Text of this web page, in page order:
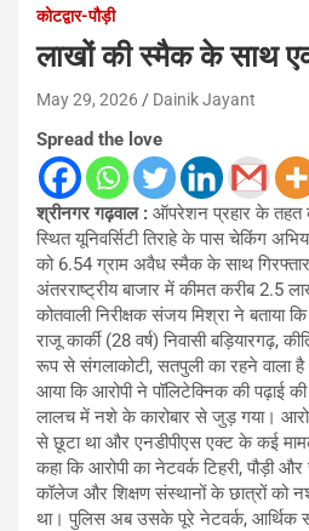
कोटद्वार-पौड़ी
लाखों की स्मैक के साथ एक
May 29, 2026 Dainik Jayant
Spread the love
श्रीनगर गढ़वाल : ऑपरेशन प्रहार के तहत
स्थित यूनिवर्सिटी तिराहे के पास चेकिंग
को 6.54 ग्राम अवैध स्मैक के साथ
अंतरराष्ट्रीय बाजार में कीमत करीब 2.5
कोतवाली निरीक्षक संजय मिश्रा ने बताया
राजू कार्की (28 वर्ष) निवासी बड़ियारगढ़,
रूप से संगलाकोटी, सतपुली का रहने वाला
आया कि आरोपी ने पॉलिटेक्निक की
लालच में नशे के कारोबार से जुड़ गया।
से छूटा था और एनडीपीएस एक्ट के कई
कहा कि आरोपी का नेटवर्क टिहरी, पौड़ी
कॉलेज और शिक्षण संस्थानों के छात्रों को
था। पुलिस अब उसके पूरे नेटवर्क, आर्थिक